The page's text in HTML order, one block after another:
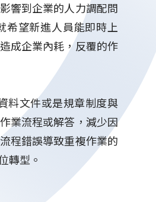
響到企業的人力調配問
希望新進人員能即時上
成企業內耗，反覆的作
料文件或是規章制度與
業流程或解答，減少因
程錯誤導致重複作業的
轉型。